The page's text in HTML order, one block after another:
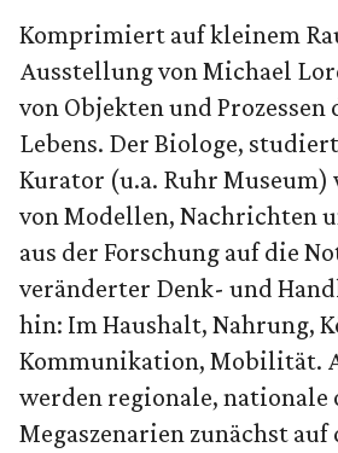
Komprimiert auf kleinem
Ausstellung von Michael
von Objekten und Prozessen
Lebens. Der Biologe,
Kurator (u.a. Ruhr Museum)
von Modellen, Nachrichten
aus der Forschung auf die
veränderter Denk- und
hin: Im Haushalt, Nahrung,
Kommunikation, Mobilität.
werden regionale, nationale
Megaszenarien zunächst